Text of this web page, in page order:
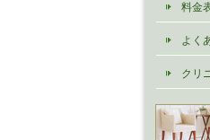
料金
よく
クリ